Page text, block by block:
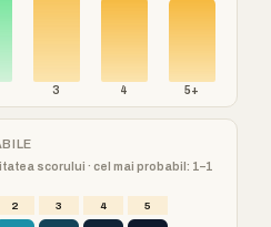
3 4 5+
scorului · cel mai probabil: 1–1
2 3 4 5